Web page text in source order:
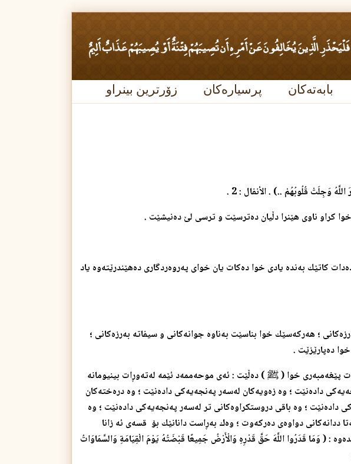
بابەتەکان پرسیارەکان زۆرترین بینراو
وَجِلَتْ قُلُوبُهُمْ ..) . الأنفال : 2 .
کراو ناوی هێنرا دڵیان ده‌ترسێت و ترسی لێ ده‌نیشێت .
كاتێك به‌نده‌ یادی خوا ده‌كات یان خوای په‌روه‌ردگاری ده‌هێندرێته‌وه‌ یاد
؛ هه‌ركه‌سێك خوا بناسێت به‌ناوه‌ جوانه‌كانی و سیفاته‌ به‌رزه‌كانی ؛
ده‌پارێزێت .
پێغه‌مبه‌ری خوا (ﷺ ) ده‌ڵێت : ئه‌ی موحه‌ممه‌د ئێمه‌ له‌ته‌وڕات بینیومانه‌
داده‌نێت ؛ وه‌ زه‌ویه‌كان له‌سه‌ر په‌نجه‌یه‌كی داده‌نێت ؛ وه‌ دره‌خته‌كان
؛ وه‌ باقی دروستكراوه‌كانی تر له‌سه‌ر په‌نجه‌یه‌كی داده‌نێت ؛ وه‌
ددانه‌كانی دواوه‌ی ده‌ركه‌وت ؛ وه‌ك به‌ڕاست دانانێك بۆ قسه‌ی ئه‌ زانا
: ( وَمَا قَدَرُوا اللَّهَ حَقَّ قَدْرِهِ وَالْأَرْضُ جَمِيعًا قَبْضَتُهُ يَوْمَ الْقِيَامَةِ وَالسَّمَاوَاتُ